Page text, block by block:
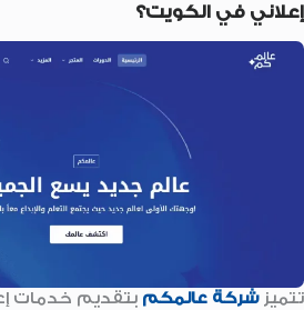
إعلاني في الكويت؟
تتميز شركة عالمكم بتقديم خدمات